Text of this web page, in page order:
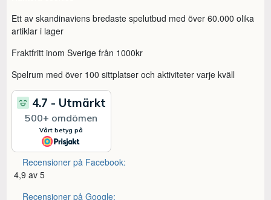
Ett av skandinaviens bredaste spelutbud med över 60.000 olika
artiklar i lager
Fraktfritt inom Sverige från 1000kr
Spelrum med över 100 sittplatser och aktiviteter varje kväll
Recensioner på Facebook:
4,9 av 5
Recensioner på Google: